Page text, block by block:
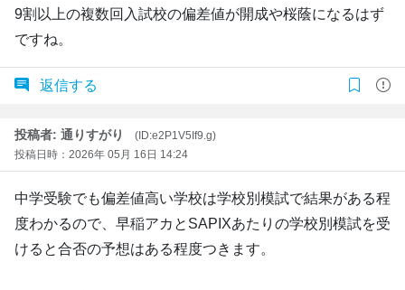
9割以上の複数回入試校の偏差値が開成や桜蔭になるはず
ですね。
返信する
投稿者: 通りすがり
(ID:e2P1V5If9.g)
投稿日時：2026年 05月 16日 14:24
中学受験でも偏差値高い学校は学校別模試で結果がある程
度わかるので、早稲アカとSAPIXあたりの学校別模試を受
けると合否の予想はある程度つきます。